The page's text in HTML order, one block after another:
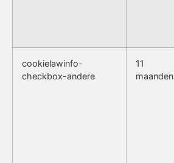
cookielawinfo-
checkbox-andere
11
maanden